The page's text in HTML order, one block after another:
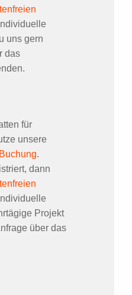
uns gern
das
für
unsere
.
dann
Projekt
über das